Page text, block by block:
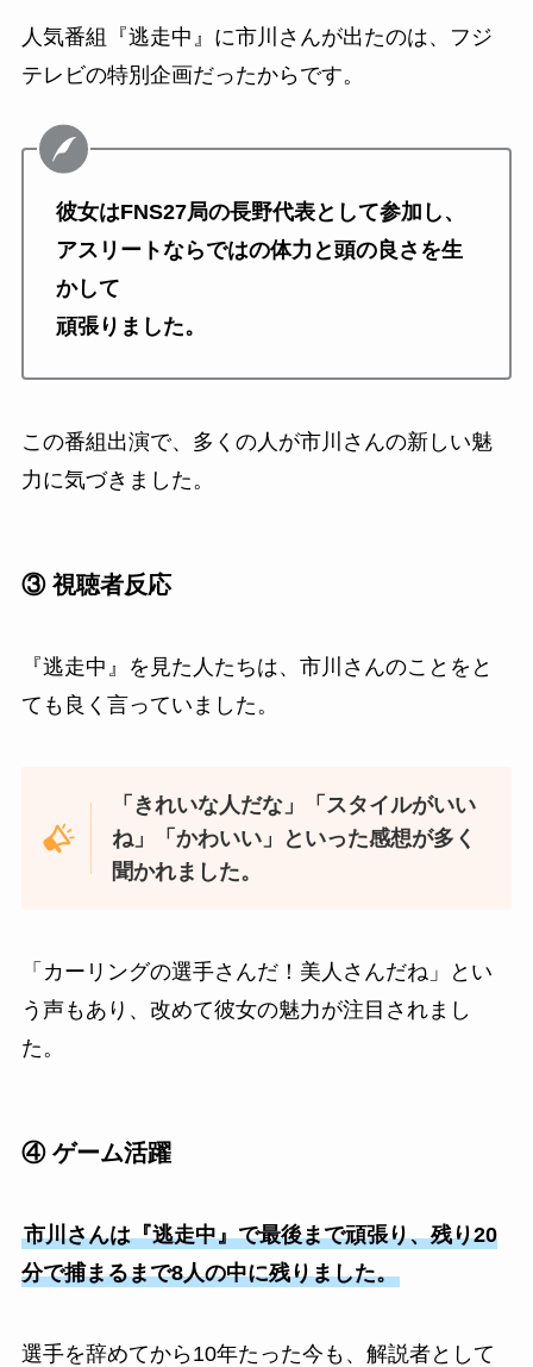
人気番組『逃走中』に市川さんが出たのは、フジ
テレビの特別企画だったからです。
彼女はFNS27局の長野代表として参加し、
アスリートならではの体力と頭の良さを生
かして
頑張りました。
この番組出演で、多くの人が市川さんの新しい魅
力に気づきました。
③ 視聴者反応
『逃走中』を見た人たちは、市川さんのことをと
ても良く言っていました。
「きれいな人だな」「スタイルがいい
ね」「かわいい」といった感想が多く
聞かれました。
「カーリングの選手さんだ！美人さんだね」とい
う声もあり、改めて彼女の魅力が注目されまし
た。
④ ゲーム活躍
市川さんは『逃走中』で最後まで頑張り、残り20
分で捕まるまで8人の中に残りました。
選手を辞めてから10年たった今も、解説者として